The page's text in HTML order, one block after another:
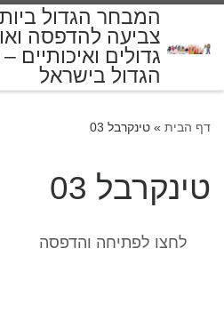
המבחר הגדול
צביעה להדפסה
גדולים ואיכותיים
הגדול בישראל
דף הבית » טינקרבל 03
טינקרבל 03
לחצו לפתיחה והדפסה